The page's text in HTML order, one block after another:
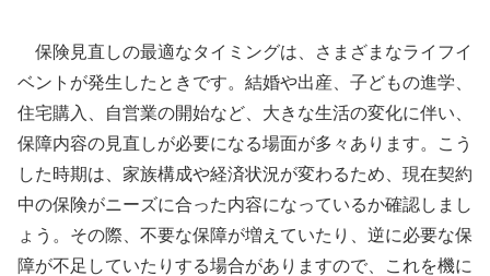
保険見直しの最適なタイミングは、さまざまなライフイ
ベントが発生したときです。結婚や出産、子どもの進学、
住宅購入、自営業の開始など、大きな生活の変化に伴い、
保障内容の見直しが必要になる場面が多々あります。こう
した時期は、家族構成や経済状況が変わるため、現在契約
中の保険がニーズに合った内容になっているか確認しまし
ょう。その際、不要な保障が増えていたり、逆に必要な保
障が不足していたりする場合がありますので、これを機に